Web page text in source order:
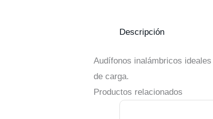
Descripción
Audífonos inalámbricos
de carga.
Productos relacionados